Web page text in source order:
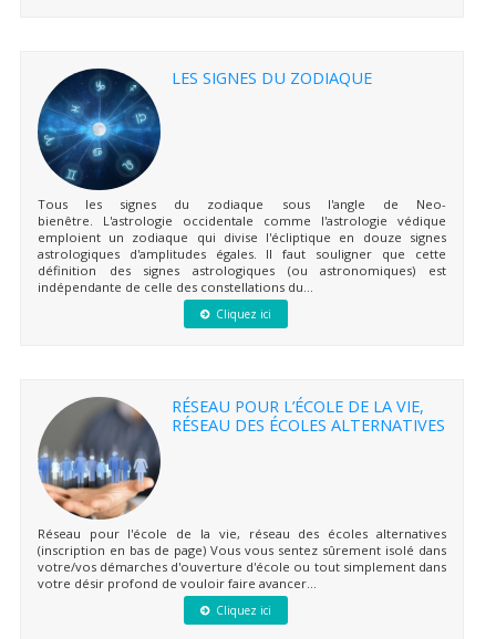
LES SIGNES DU ZODIAQUE
Tous les signes du zodiaque sous l'angle de Neo-
bienêtre. L'astrologie occidentale comme l'astrologie védique
emploient un zodiaque qui divise l'écliptique en douze signes
astrologiques d'amplitudes égales. Il faut souligner que cette
définition des signes astrologiques (ou astronomiques) est
indépendante de celle des constellations du...
Cliquez ici
RÉSEAU POUR L’ÉCOLE DE LA VIE,
RÉSEAU DES ÉCOLES ALTERNATIVES
Réseau pour l'école de la vie, réseau des écoles alternatives
(inscription en bas de page) Vous vous sentez sûrement isolé dans
votre/vos démarches d'ouverture d'école ou tout simplement dans
votre désir profond de vouloir faire avancer...
Cliquez ici